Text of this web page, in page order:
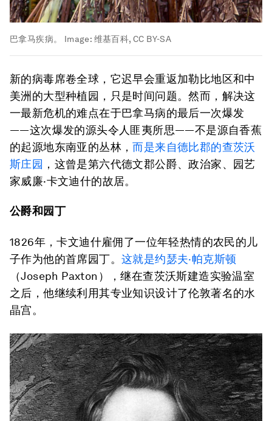
巴拿马疾病。 Image: 维基百科, CC BY-SA
新的病毒席卷全球，它迟早会重返加勒比地区和中
美洲的大型种植园，只是时间问题。然而，解决这
一最新危机的难点在于巴拿马病的最后一次爆发
——这次爆发的源头令人匪夷所思——不是源自香蕉
的起源地东南亚的丛林，而是来自德比郡的查茨沃
斯庄园 ，这曾是第六代德文郡公爵、政治家、园艺
家威廉·卡文迪什的故居。
公爵和园丁
1826年，卡文迪什雇佣了一位年轻热情的农民的儿
子作为他的首席园丁。 这就是约瑟夫·帕克斯顿
（Joseph Paxton），继在查茨沃斯建造实验温室
之后，他继续利用其专业知识设计了伦敦著名的水
晶宫。